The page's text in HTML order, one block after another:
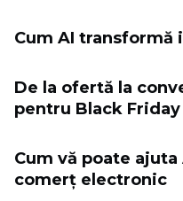
Cum AI
De la ofertă la
pentru Black
Cum vă poate
comerț electronic